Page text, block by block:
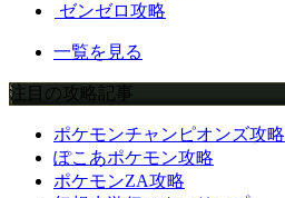
ゼンゼロ攻略
一覧を見る
注目の攻略記事
ポケモンチャンピオンズ攻略
ぽこあポケモン攻略
ポケモンZA攻略